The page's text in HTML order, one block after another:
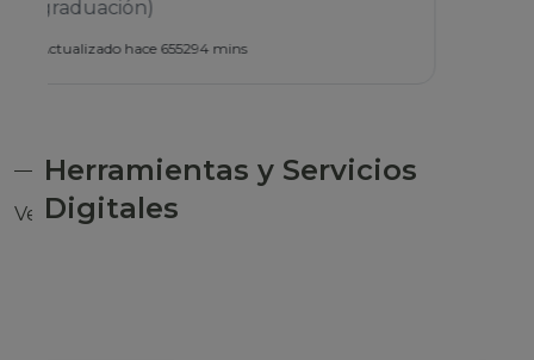
Herramientas y Servicios
Digitales
Ver todas las herramientas